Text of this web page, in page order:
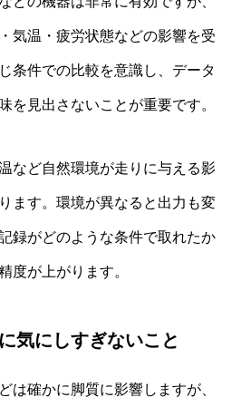
気温・疲労状態などの影響を受
条件での比較を意識し、データ
を見出さないことが重要です。
など自然環境が走りに与える影
ます。環境が異なると出力も変
録がどのような条件で取れたか
度が上がります。
気にしすぎないこと
は確かに脚質に影響しますが、